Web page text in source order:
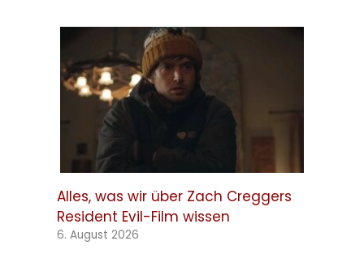
Alles, was wir über Zach Creggers
Resident Evil-Film wissen
6. August 2026